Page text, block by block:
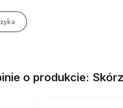
o produkcie: